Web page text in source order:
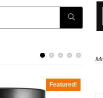
Featured!